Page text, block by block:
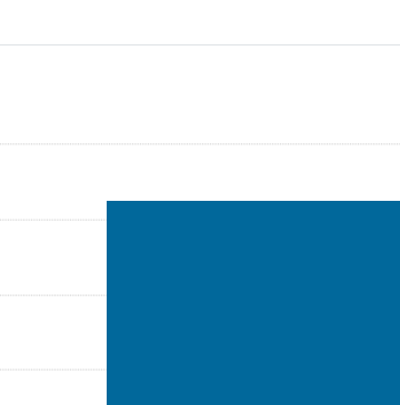
datatabel